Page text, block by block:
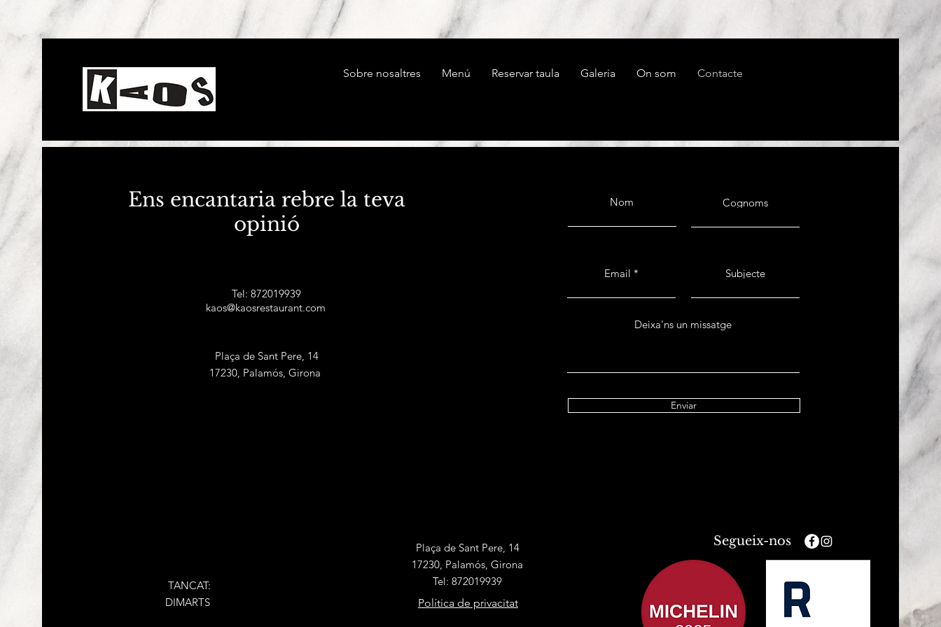
Sobre nosaltres Menú Reservar taula Galeria On som Contacte
Ens encantaria rebre la teva
opinió
Tel: 872019939
kaos@kaosrestaurant.com
Plaça de Sant Pere, 14
17230, Palamós, Girona
Nom Cognoms
Email Subjecte
Deixa'ns un missatge
Enviar
TANCAT:
DIMARTS
Plaça de Sant Pere, 14
17230, Palamós, Girona
Tel: 872019939
Política de privacitat
Segueix-nos